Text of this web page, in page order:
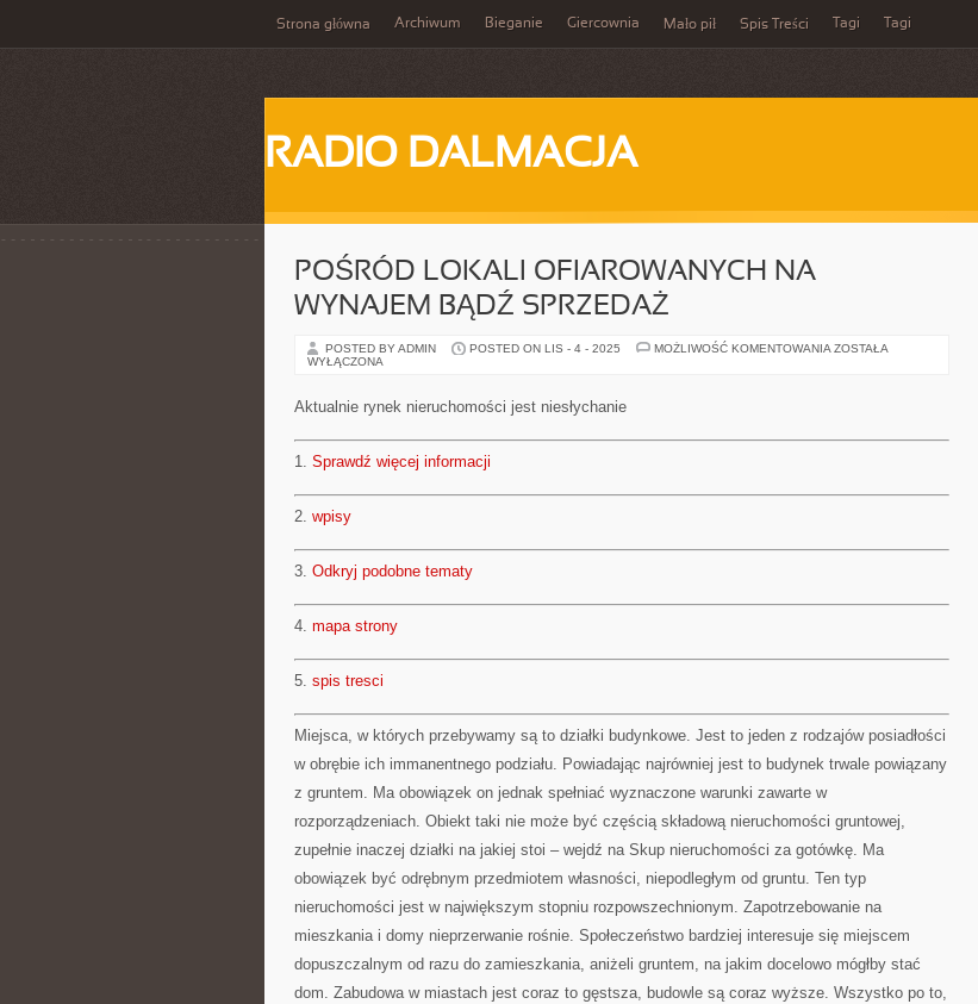
Strona główna Archiwum Bieganie Giercownia Mało pił Spis Treści Tagi Tagi
RADIO DALMACJA
POŚRÓD LOKALI OFIAROWANYCH NA
WYNAJEM BĄDŹ SPRZEDAŻ
POSTED BY ADMIN POSTED ON LIS - 4 - 2025 MOŻLIWOŚĆ KOMENTOWANIA POŚRÓD
ZOSTAŁA
WYŁĄCZONA
Aktualnie rynek nieruchomości jest niesłychanie
1. Sprawdź więcej informacji
2. wpisy
3. Odkryj podobne tematy
4. mapa strony
5. spis tresci
Miejsca, w których przebywamy są to działki budynkowe. Jest to jeden z rodzajów posiadłości
w obrębie ich immanentnego podziału. Powiadając najrówniej jest to budynek trwale powiązany
z gruntem. Ma obowiązek on jednak spełniać wyznaczone warunki zawarte w
rozporządzeniach. Obiekt taki nie może być częścią składową nieruchomości gruntowej,
zupełnie inaczej działki na jakiej stoi – wejdź na Skup nieruchomości za gotówkę. Ma
obowiązek być odrębnym przedmiotem własności, niepodległym od gruntu. Ten typ
nieruchomości jest w największym stopniu rozpowszechnionym. Zapotrzebowanie na
mieszkania i domy nieprzerwanie rośnie. Społeczeństwo bardziej interesuje się miejscem
dopuszczalnym od razu do zamieszkania, aniżeli gruntem, na jakim docelowo mógłby stać
dom. Zabudowa w miastach jest coraz to gęstsza, budowle są coraz wyższe. Wszystko po to,